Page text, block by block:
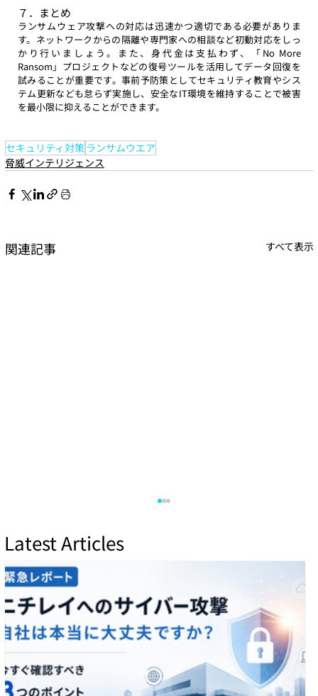
Latest Articles
７．まとめ
ランサムウェア攻撃への対応は迅速かつ適切である必要がありま
す。ネットワークからの隔離や専門家への相談など初動対応をしっ
かり行いましょう。また、身代金は支払わず、「No More
Ransom」プロジェクトなどの復号ツールを活用してデータ回復を
試みることが重要です。事前予防策としてセキュリティ教育やシス
テム更新なども怠らず実施し、安全なIT環境を維持することで被害
を最小限に抑えることができます。
セキュリティ対策 ランサムウエア
脅威インテリジェンス
関連記事 すべて表示
脅威に対する防御戦略と実装 〜平時の
対応が重要〜